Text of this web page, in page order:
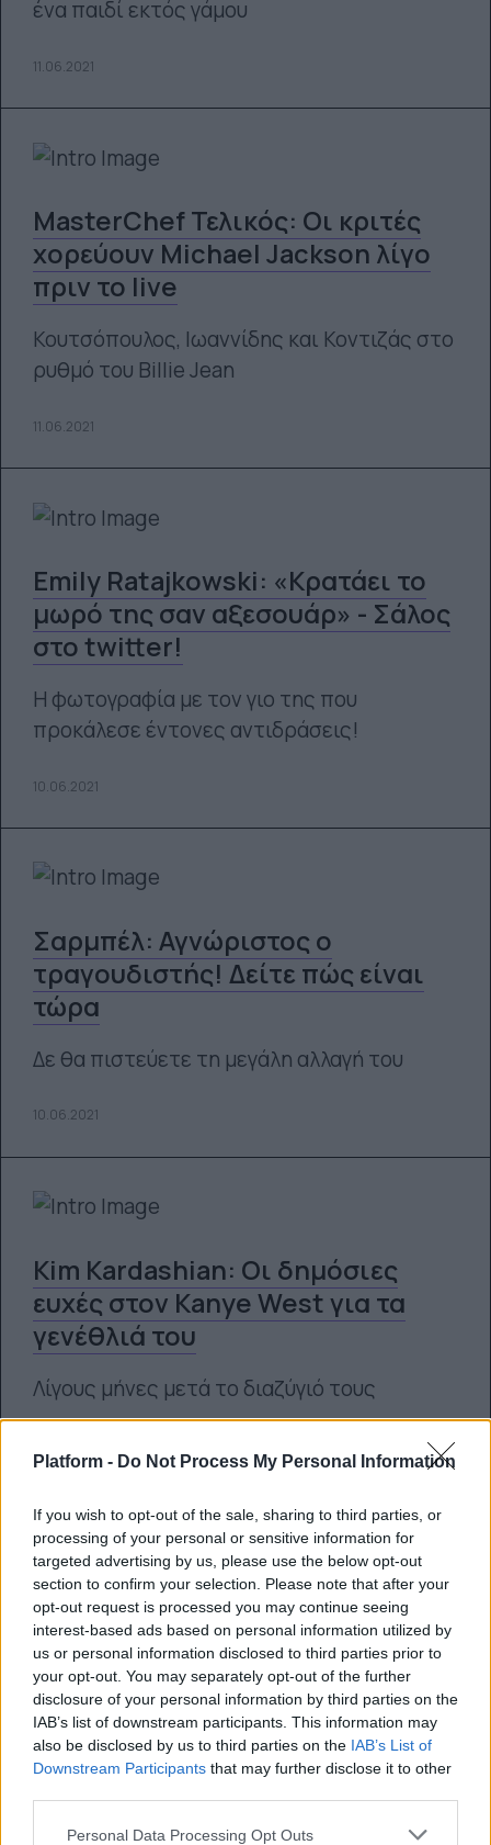
Platform - Do Not Process My Personal Information
If you wish to opt-out of the sale, sharing to third parties, or
processing of your personal or sensitive information for
targeted advertising by us, please use the below opt-out
section to confirm your selection. Please note that after your
opt-out request is processed you may continue seeing
interest-based ads based on personal information utilized by
us or personal information disclosed to third parties prior to
your opt-out. You may separately opt-out of the further
disclosure of your personal information by third parties on the
IAB’s list of downstream participants. This information may
also be disclosed by us to third parties on the IAB’s List of
Downstream Participants that may further disclose it to other
Personal Data Processing Opt Outs
ένα παιδί εκτός γάμου
11.06.2021
MasterChef Τελικός: Οι κριτές
χορεύουν Michael Jackson λίγο
πριν το live
Κουτσόπουλος, Ιωαννίδης και Κοντιζάς στο
ρυθμό του Billie Jean
11.06.2021
Emily Ratajkowski: «Κρατάει το
μωρό της σαν αξεσουάρ» - Σάλος
στο twitter!
Η φωτογραφία με τον γιο της που
προκάλεσε έντονες αντιδράσεις!
10.06.2021
Σαρμπέλ: Αγνώριστος ο
τραγουδιστής! Δείτε πώς είναι
τώρα
Δε θα πιστεύετε τη μεγάλη αλλαγή του
10.06.2021
Kim Kardashian: Οι δημόσιες
ευχές στον Kanye West για τα
γενέθλιά του
Λίγους μήνες μετά το διαζύγιό τους
Έντουαρντ Στεργίου: Ο γόης του
GNTM σε καλοκαιρινές βουτιές
Έφερε το καλοκαίρι με ένα του βίντεο
10.06.2021